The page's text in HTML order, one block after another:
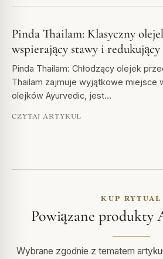
Pinda Thailam: Klasyczny
wspierający stawy i redukujący
Pinda Thailam: Chłodzący olejek
Thailam zajmuje wyjątkowe miejsce
olejków Ayurvedic, jest…
CZYTAJ ARTYKUŁ
KUP RYTUAŁ
Powiązane produkty
Wybrane zgodnie z tematem